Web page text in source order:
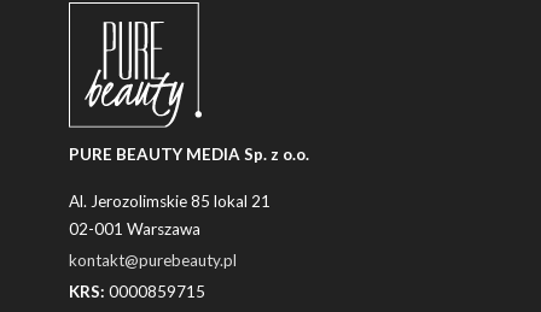
PURE BEAUTY MEDIA Sp. z o.o.
Al. Jerozolimskie 85 lokal 21
02-001 Warszawa
kontakt@purebeauty.pl
KRS: 0000859715